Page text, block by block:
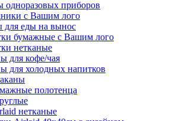
одноразовых приборов
с Вашим лого
для еды на вынос
бумажные с Вашим лого
нетканые
для кофе/чая
для холодных напитков
полотенца
нетканые